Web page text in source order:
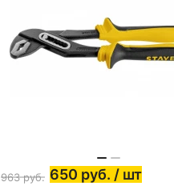
963руб. 650 руб. / шт